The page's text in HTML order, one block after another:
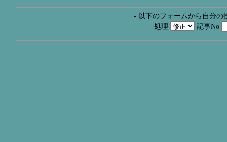
- 以下のフォームから自分の
処理
記事No